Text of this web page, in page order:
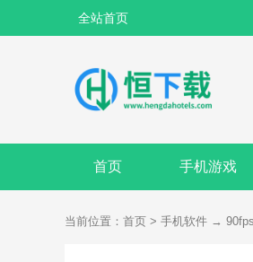
全站首页
首页 手机游戏
当前位置： 首页 > 手机软件 →